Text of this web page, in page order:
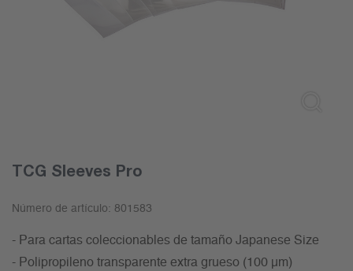
TCG Sleeves Pro
Número de artículo: 801583
- Para cartas coleccionables de tamaño Japanese Size
- Polipropileno transparente extra grueso (100 µm)